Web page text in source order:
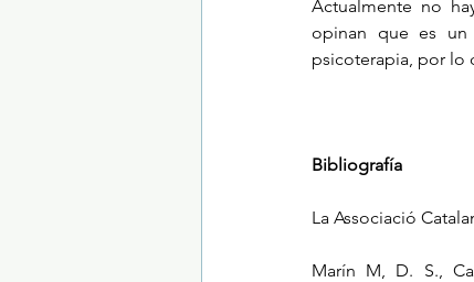
Actualmente no
opinan que es un
psicoterapia, por lo
Bibliografía
La Associació
Marín M, D. S.,